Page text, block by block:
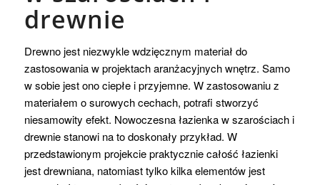
drewnie
Drewno jest niezwykle wdzięcznym materiał do
zastosowania w projektach aranżacyjnych wnętrz. Samo
w sobie jest ono ciepłe i przyjemne. W zastosowaniu z
materiałem o surowych cechach, potrafi stworzyć
niesamowity efekt. Nowoczesna łazienka w szarościach i
drewnie stanowi na to doskonały przykład. W
przedstawionym projekcie praktycznie całość łazienki
jest drewniana, natomiast tylko kilka elementów jest